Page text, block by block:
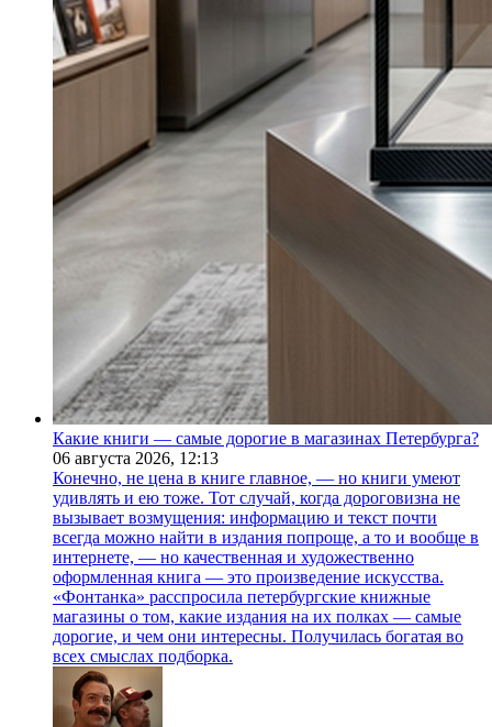
Какие книги — самые дорогие в магазинах Петербурга?
06 августа 2026, 12:13
Конечно, не цена в книге главное, — но книги умеют
удивлять и ею тоже. Тот случай, когда дороговизна не
вызывает возмущения: информацию и текст почти
всегда можно найти в издания попроще, а то и вообще в
интернете, — но качественная и художественно
оформленная книга — это произведение искусства.
«Фонтанка» расспросила петербургские книжные
магазины о том, какие издания на их полках — самые
дорогие, и чем они интересны. Получилась богатая во
всех смыслах подборка.